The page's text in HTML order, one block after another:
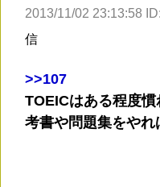
2013/11/02 23:13:58
信
>>107
TOEICはある程度
考書や問題集をやれ